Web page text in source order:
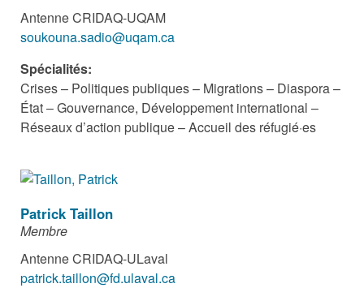
Antenne CRIDAQ-UQAM
soukouna.sadio@uqam.ca
Spécialités:
Crises – Politiques publiques – Migrations – Diaspora –
État – Gouvernance, Développement international –
Réseaux d’action publique – Accueil des réfugié·es
Patrick Taillon
Membre
Antenne CRIDAQ-ULaval
patrick.taillon@fd.ulaval.ca